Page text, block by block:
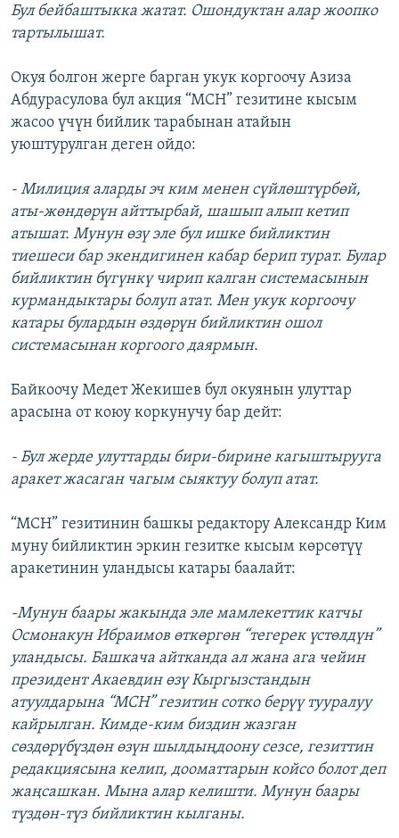
Бул бейбаштыкка жатат. Ошондуктан алар жоопко
тартылышат.
Окуя болгон жерге барган укук коргоочу Азиза
Абдурасулова бул акция “МСН” гезитине кысым
жасоо үчүн бийлик тарабынан атайын
уюштурулган деген ойдо:
- Милиция аларды эч ким менен сүйлөштүрбөй,
аты-жөндөрүн айттырбай, шашып алып кетип
атышат. Мунун өзү эле бул ишке бийликтин
тиешеси бар экендигинен кабар берип турат. Булар
бийликтин бүгүнкү чирип калган системасынын
курмандыктары болуп атат. Мен укук коргоочу
катары булардын өздөрүн бийликтин ошол
системасынан коргоого даярмын.
Байкоочу Медет Жекишев бул окуянын улуттар
арасына от коюу коркунучу бар дейт:
- Бул жерде улуттарды бири-бирине кагыштырууга
аракет жасаган чагым сыяктуу болуп атат.
“МСН” гезитинин башкы редактору Александр Ким
муну бийликтин эркин гезитке кысым көрсөтүү
аракетинин уландысы катары баалайт:
-Мунун баары жакында эле мамлекеттик катчы
Осмонакун Ибраимов өткөргөн “тегерек үстөлдүн”
уландысы. Башкача айтканда ал жана ага чейин
президент Акаевдин өзү Кыргызстандын
атуулдарына “МСН” гезитин сотко берүү тууралуу
кайрылган. Кимде-ким биздин жазган
сөздөрүбүздөн өзүн шылдыңдоону сезсе, гезиттин
редакциясына келип, дооматтарын койсо болот деп
жаңсашкан. Мына алар келишти. Мунун баары
түздөн-түз бийликтин кылганы.